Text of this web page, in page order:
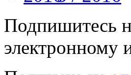
Подпишитесь
электронному